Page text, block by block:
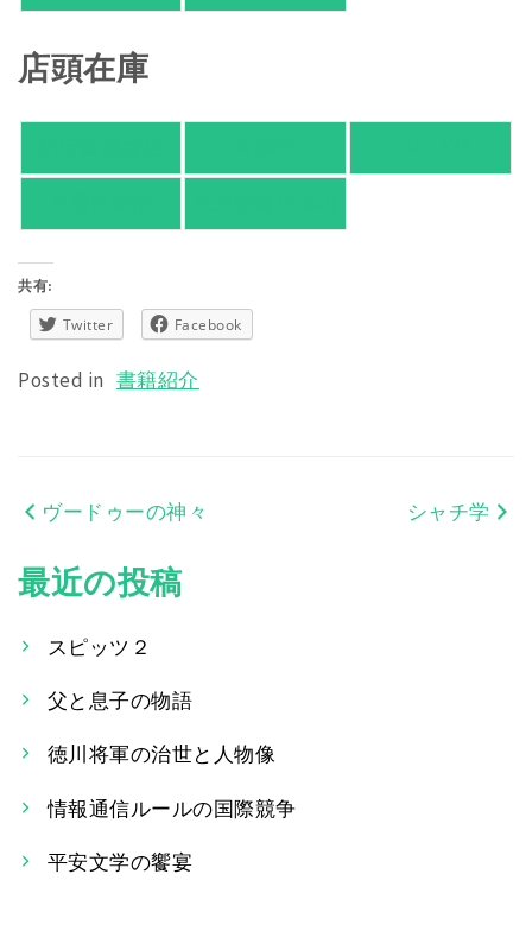
店頭在庫
共有:
Twitter Facebook
Posted in 書籍紹介
投
稿
ビ
ゲ
ー
シ
ョ
ヴードゥーの神々 シャチ学
最近の投稿
スピッツ２
父と息子の物語
徳川将軍の治世と人物像
情報通信ルールの国際競争
平安文学の饗宴